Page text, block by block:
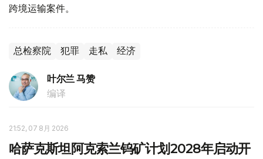
跨境运输案件。
总检察院 犯罪 走私 经济
叶尔兰 马赞
编译
21:52, 07 8月 2026
哈萨克斯坦阿克索兰钨矿计划2028年启动开